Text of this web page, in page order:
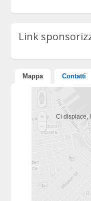
Link
Mappa Contatti
Ci dispiace,